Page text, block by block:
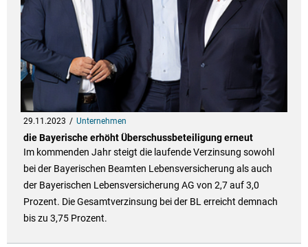
29.11.2023 Unternehmen
die Bayerische erhöht Überschussbeteiligung erneut
Im kommenden Jahr steigt die laufende Verzinsung sowohl
bei der Bayerischen Beamten Lebensversicherung als auch
der Bayerischen Lebensversicherung AG von 2,7 auf 3,0
Prozent. Die Gesamtverzinsung bei der BL erreicht demnach
bis zu 3,75 Prozent.